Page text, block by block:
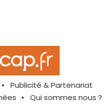
Publicité & Partenariat
Qui sommes nous ?